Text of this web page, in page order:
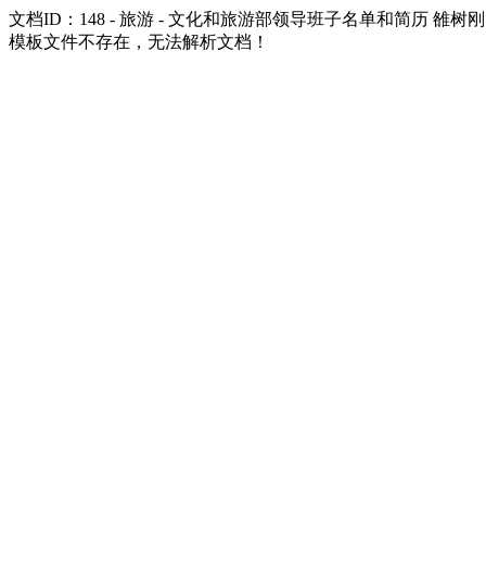
文档ID：148 - 旅游 - 文化和旅游部领导班子名单和简历 雒树
模板文件不存在，无法解析文档！